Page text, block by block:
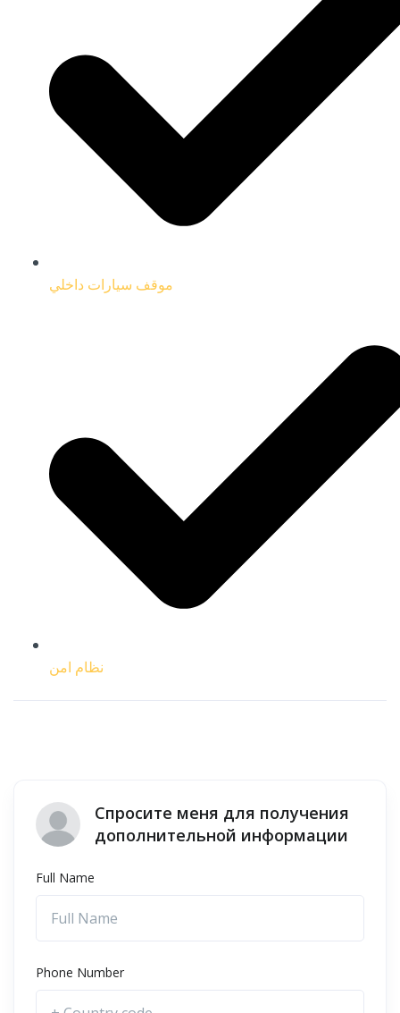
موقف سيارات داخلي
نظام امن
Спросите меня для получения
дополнительной информации
Full Name
Phone Number